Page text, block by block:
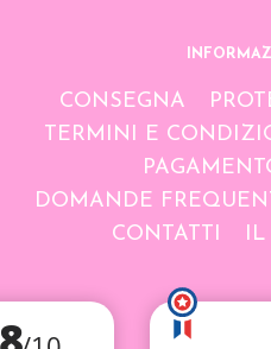
CONSEGNA
TERMINI E
DOMANDE
CONTATTI
IL